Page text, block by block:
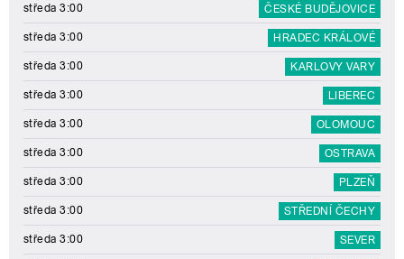
středa 3:00 ČESKÉ BUDĚJOVICE
středa 3:00 HRADEC KRÁLOVÉ
středa 3:00 KARLOVY VARY
středa 3:00 LIBEREC
středa 3:00 OLOMOUC
středa 3:00 OSTRAVA
středa 3:00 PLZEŇ
středa 3:00 STŘEDNÍ ČECHY
středa 3:00 SEVER